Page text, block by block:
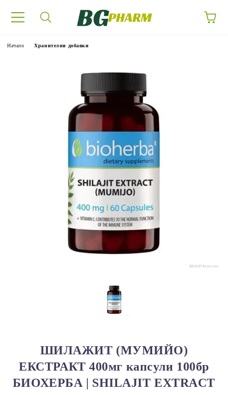
Начало Хранителни добавки
ШИЛАЖИТ (МУМИЙО)
ЕКСТРАКТ 400мг капсули 100бр
БИОХЕРБА | SHILAJIT EXTRACT